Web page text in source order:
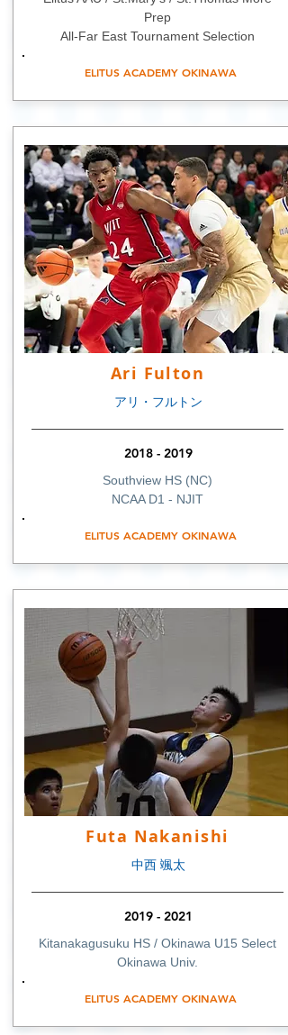
Prep
All-Far East Tournament Selection
ELITUS ACADEMY OKINAWA
Ari Fulton
アリ・フルトン
2018 - 2019
Southview HS (NC)
NCAA D1 - NJIT
ELITUS ACADEMY OKINAWA
Futa Nakanishi
中西 颯太
2019 - 2021
Kitanakagusuku HS / Okinawa U15 Select
Okinawa Univ.
ELITUS ACADEMY OKINAWA